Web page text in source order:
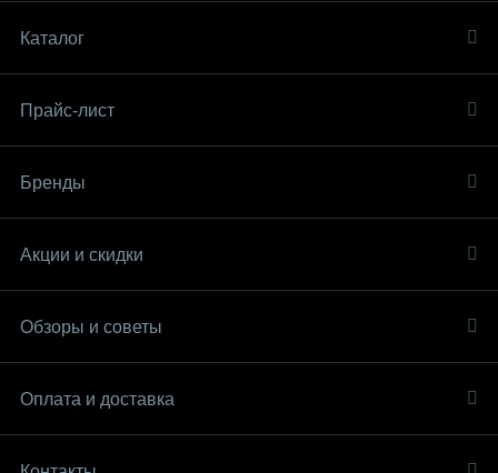
Каталог
Прайс-лист
Бренды
Акции и скидки
Обзоры и советы
Оплата и доставка